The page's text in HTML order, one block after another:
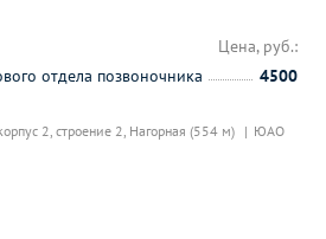
2, строение 2, Нагорная (554 м) ЮАО
Цена, руб.:
отдела позвоночника
4500